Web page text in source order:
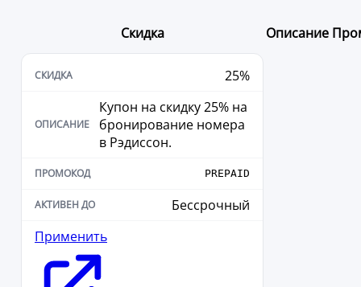
Скидка Описание
25%
Купон на скидку 25% на
бронирование номера
в Рэдиссон.
PREPAID
Бессрочный
Применить